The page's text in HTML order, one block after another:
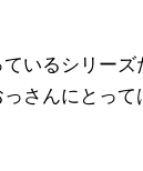
いるシリー
さんにとっ